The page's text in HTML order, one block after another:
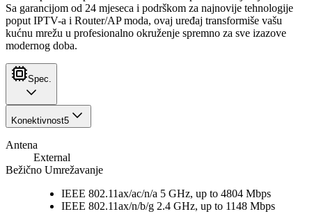
Sa garancijom od 24 mjeseca i podrškom za najnovije tehnologije
poput IPTV-a i Router/AP moda, ovaj uređaj transformiše vašu
kućnu mrežu u profesionalno okruženje spremno za sve izazove
modernog doba.
Spec.
Konektivnost5
Antena
External
Bežično Umrežavanje
IEEE 802.11ax/ac/n/a 5 GHz, up to 4804 Mbps
IEEE 802.11ax/n/b/g 2.4 GHz, up to 1148 Mbps